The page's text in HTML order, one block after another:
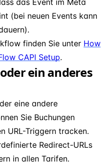
(bei neuen Events kann
finden Sie unter How
CAPI Setup.
ein anderes
eine andere
Sie Buchungen
URL-Triggern tracken.
Redirect-URLs
in allen Tarifen.